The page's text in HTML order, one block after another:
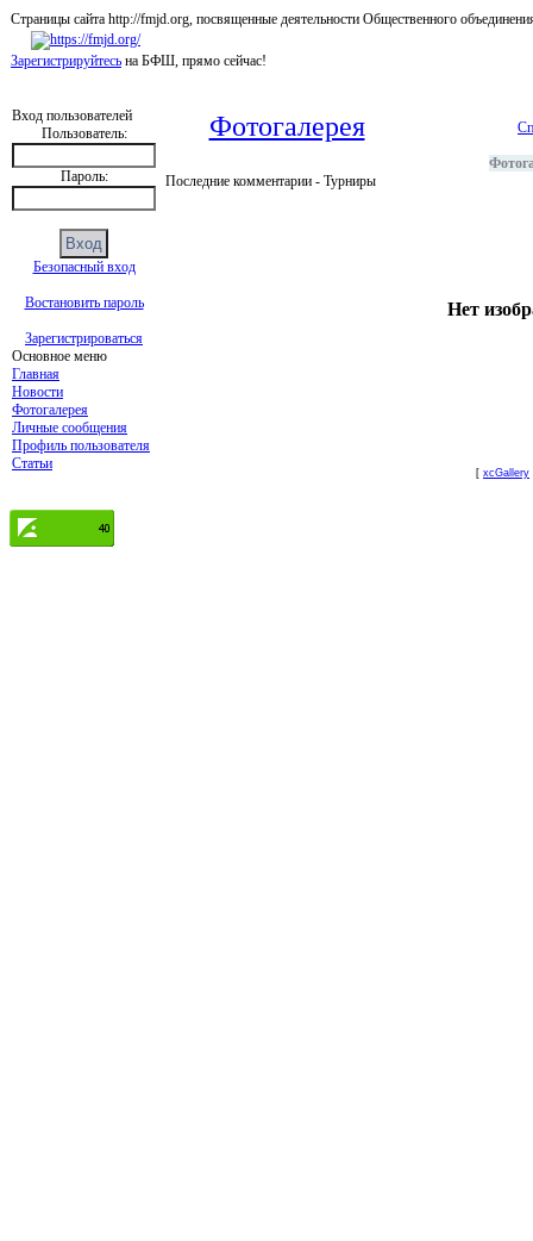
Страницы сайта http://fmjd.org, посвященные деятельности Общественного
Зарегистрируйтесь на БФШ, прямо сейчас!
Вход пользователей
Пользователь:
Пароль:
Безопасный вход
Востановить пароль
Зарегистрироваться
Основное меню
Главная
Новости
Фотогалерея
Личные сообщения
Профиль пользователя
Статьи
Фотогалерея
Последние комментарии - Турниры
Нет
[ xcGallery